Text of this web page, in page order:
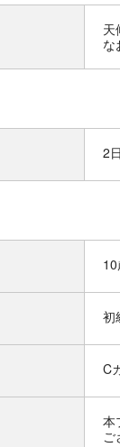
天
な
2
初
C
本
ご